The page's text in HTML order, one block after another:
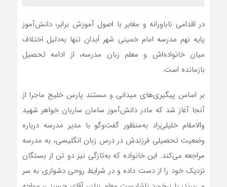
در اقدامی ناباورانه و مغایر با اصول آموزش برابر، دانش‌آموز
پایه نهم مدرسه امام خمینی شهر اَبدان تنها به‌دلیل اختلاف
میان خانواده‌اش و معلم زبان مدرسه، از ادامه تحصیل
بازمانده است.
بر اساس پیگیری‌های میدانی و مستند پارس خلیج ماجرا از
آنجا آغاز شد که مادر دانش‌آموز سامان ساربان خواهر شهید
والامقام خلیلی‌راد به‌منظور گفت‌وگو با مدیر مدرسه درباره
وضعیت تحصیلی فرزندش در درس زبان انگلیسی، به مدرسه
مراجعه می‌کند. این خانواده که به‌تازگی نیز دو تن از بستگان
نزدیک خود را از دست داده و در شرایط روحی دشواری به سر